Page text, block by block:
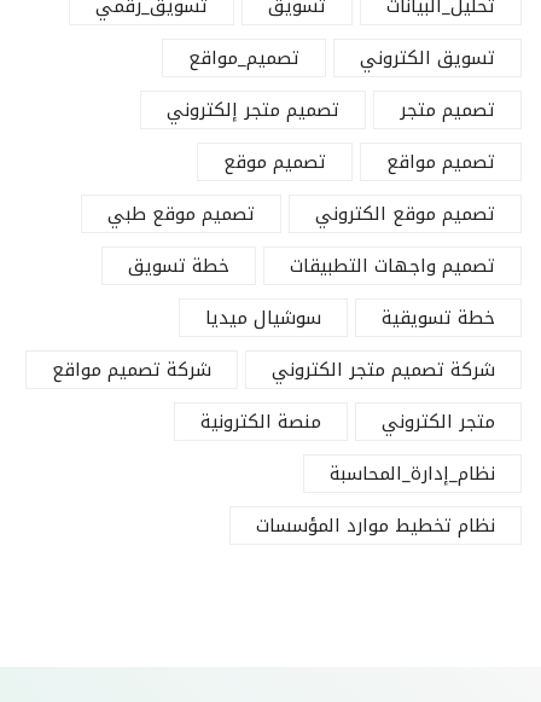
تسويق الكتروني
تصميم_مواقع
تصميم متجر
تصميم متجر إلكتروني
تصميم مواقع
تصميم موقع
تصميم موقع الكتروني
تصميم موقع طبي
تصميم واجهات التطبيقات
خطة تسويق
خطة تسويقية
سوشيال ميديا
شركة تصميم متجر الكتروني
شركة تصميم مواقع
متجر الكتروني
منصة الكترونية
نظام_إدارة_المحاسبة
نظام تخطيط موارد المؤسسات